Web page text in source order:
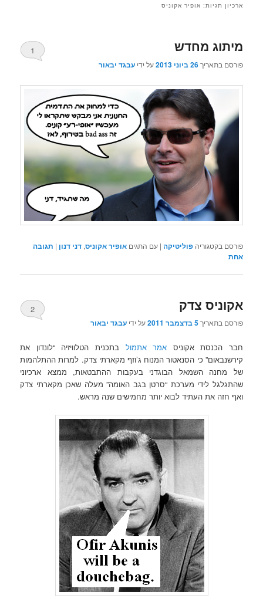
ארכיון תגיות: אופיר אקוניס
מיתוג מחדש
פורסם בתאריך26 ביוני 2013 על ידיעבגד יבאור
1
פורסם בקטגוריה פוליטיקה |עם התגים אופיר אקוניס,דני דנון | תגובה
אחת
אקוניס צדק
פורסם בתאריך5 בדצמבר 2011 על ידיעבגד יבאור
2
חבר הכנסת אקוניס אמר אתמול בתכנית הטלוויזיה “לונדון את
קירשנבאום” כי הסנאטור המנוח ג’וזף מקארתי צדק. למרות ההתלהמות
של מחנה השמאל הבוגדני בעקבות ההתבטאות, ממצא ארכיוני
שהתגלגל לידי מערכת “סרטן בגב האומה” מעלה שאכן מקארתי צדק
ואף חזה את העתיד לבוא יותר מחמישים שנה מראש.